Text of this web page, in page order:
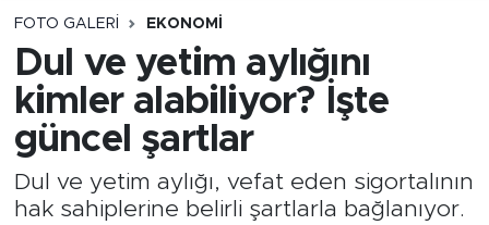
FOTO GALERI EKONOMI
Dul ve yetim aylığını
kimler alabiliyor? İşte
güncel şartlar
Dul ve yetim aylığı, vefat eden sigortalının
hak sahiplerine belirli şartlarla bağlanıyor.
Süper Lig Puan Durumu ve Fikstür
Tüm Manşetler
Son Dakika Haberleri